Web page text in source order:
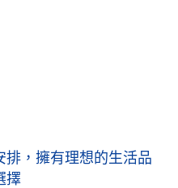
，擁有理想的生活品
擇